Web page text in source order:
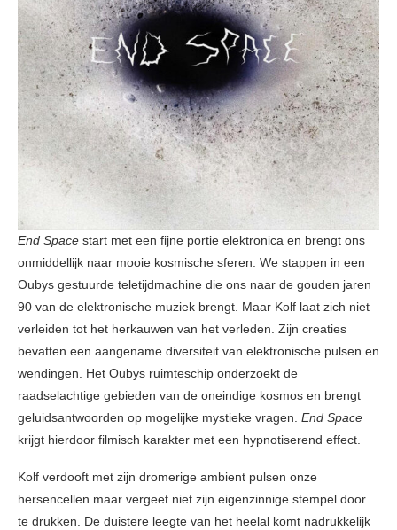
End Space start met een fijne portie elektronica en brengt ons
onmiddellijk naar mooie kosmische sferen. We stappen in een
Oubys gestuurde teletijdmachine die ons naar de gouden jaren
90 van de elektronische muziek brengt. Maar Kolf laat zich niet
verleiden tot het herkauwen van het verleden. Zijn creaties
bevatten een aangename diversiteit van elektronische pulsen en
wendingen. Het Oubys ruimteschip onderzoekt de
raadselachtige gebieden van de oneindige kosmos en brengt
geluidsantwoorden op mogelijke mystieke vragen. End Space
krijgt hierdoor filmisch karakter met een hypnotiserend effect.
Kolf verdooft met zijn dromerige ambient pulsen onze
hersencellen maar vergeet niet zijn eigenzinnige stempel door
te drukken. De duistere leegte van het heelal komt nadrukkelijk